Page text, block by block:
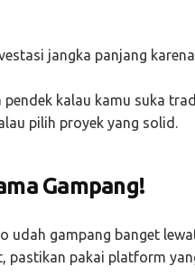
jangka panjang
kalau kamu suka
pilih proyek yang solid.
Gampang!
udah gampang banget
pastikan pakai platform